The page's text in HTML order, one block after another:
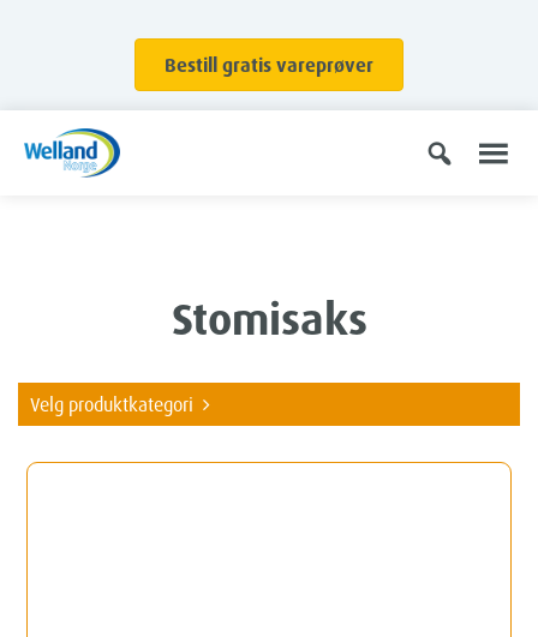
Bestill gratis vareprøver
Stomisaks
Velg produktkategori